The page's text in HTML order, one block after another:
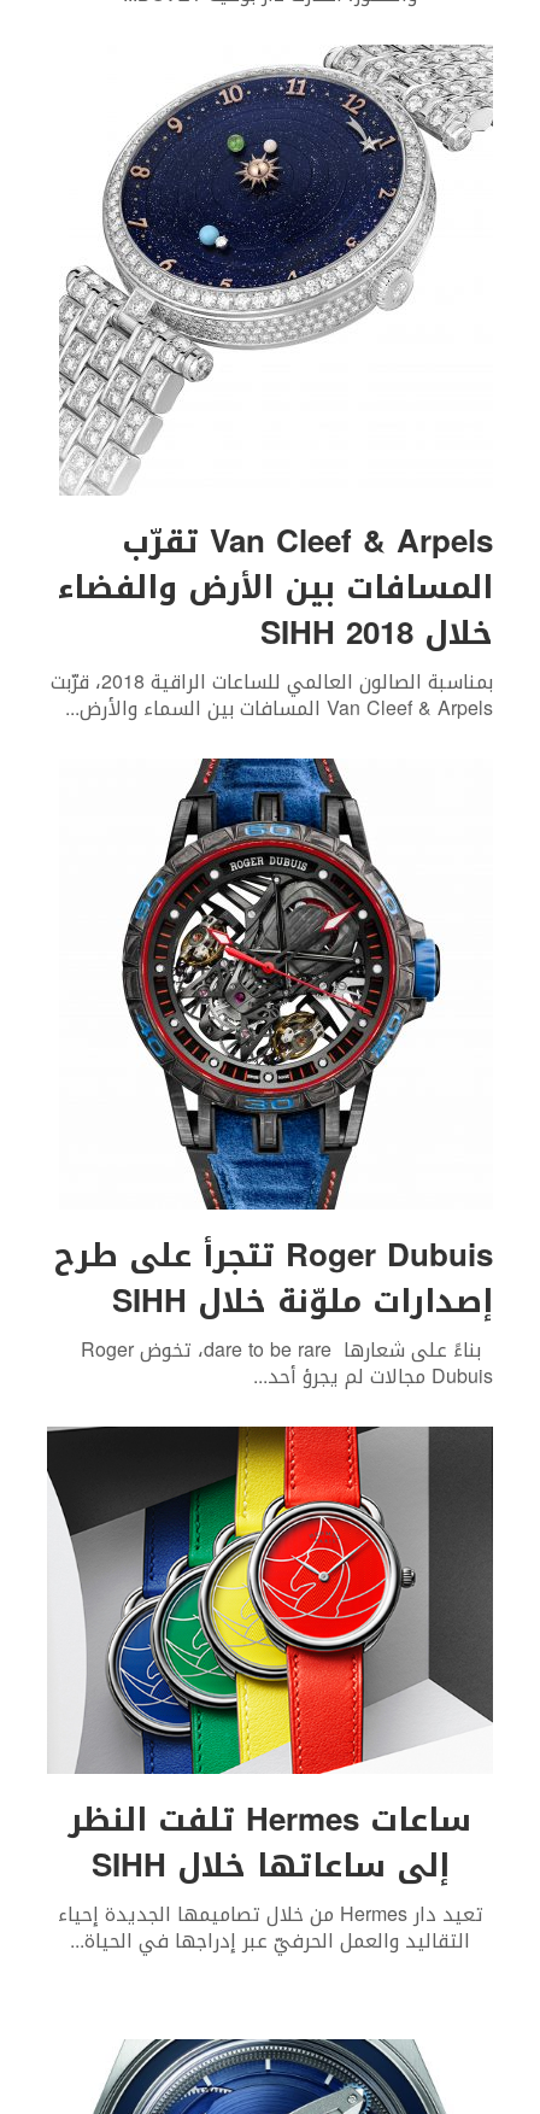
Van Cleef & Arpels تقرّب
المسافات بين الأرض والفضاء
خلال SIHH 2018
بمناسبة الصالون العالمي للساعات الراقية 2018، قرّبت
Van Cleef & Arpels المسافات بين السماء والأرض ...
Roger Dubuis تتجرأ على طرح
إصدارات ملوّنة خلال SIHH
بناءً على شعارها dare to be rare، تخوض Roger
Dubuis مجالات لم يجرؤ أحد ...
ساعات Hermes تلفت النظر
إلى ساعاتها خلال SIHH
تعيد دار Hermes من خلال تصاميمها الجديدة إحياء
التقاليد والعمل الحرفيّ عبر إدراجها في الحياة...